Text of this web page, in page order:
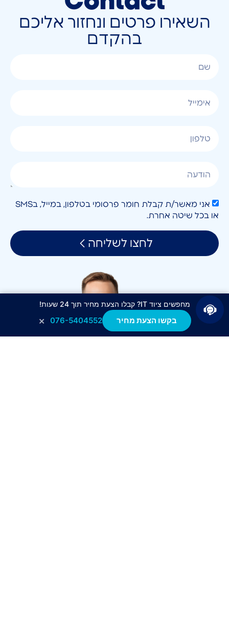
השאירו פרטים ונחזור אליכם
בהקדם
אני מאשר/ת קבלת חומר פרסומי בטלפון, במייל, בSMS
או בכל שיטה אחרת.
לחצו לשליחה
מחפשים ציוד IT? קבלו הצעת מחיר תוך 24 שעות!
בקשו הצעת מחיר 076-5404552
×